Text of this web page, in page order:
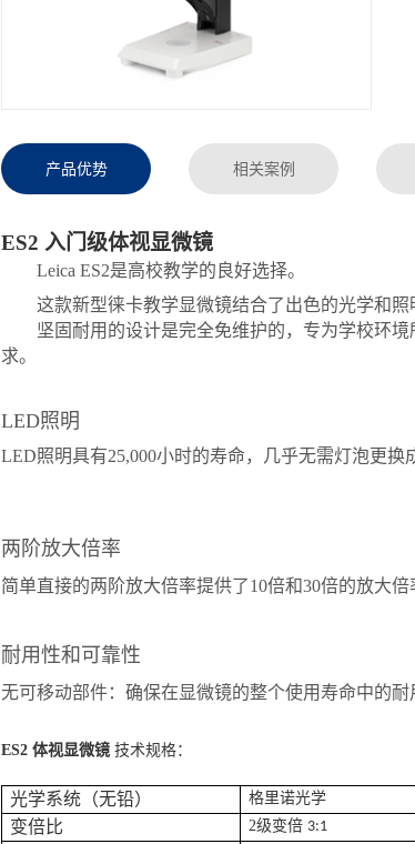
产品优势 相关案例
ES2 入门级体视显微镜
Leica ES2是高校教学的良好选择。
这款新型徕卡教学显微镜结合了出色的光学和照
坚固耐用的设计是完全免维护的，专为学校环
求。
LED照明
LED照明具有25,000小时的寿命，几乎无需灯泡更换
两阶放大倍率
简单直接的两阶放大倍率提供了10倍和30倍的放大倍
耐用性和可靠性
无可移动部件：确保在显微镜的整个使用寿命中的耐
ES2 体视显微镜 技术规格：
光学系统（无铅） 格里诺光学
变倍比 2级变倍 3:1